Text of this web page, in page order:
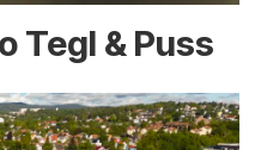
Tegl & Puss